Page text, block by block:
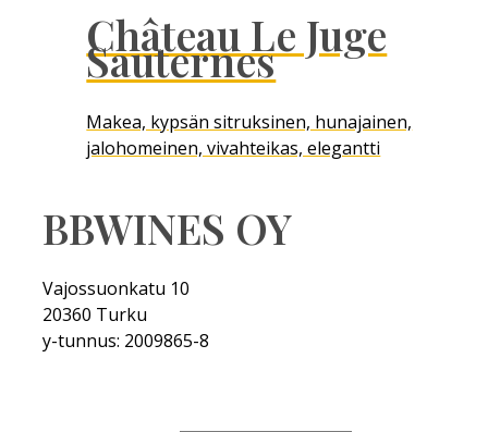
Château Le Juge
Sauternes
Makea, kypsän sitruksinen, hunajainen,
jalohomeinen, vivahteikas, elegantti
BBWINES OY
Vajossuonkatu 10
20360 Turku
y-tunnus: 2009865-8